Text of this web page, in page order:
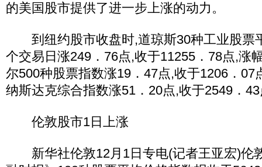
的美国股市提供了进一步上涨的动力。
到纽约股市收盘时,道琼斯30种工业股票
个交易日涨249．76点,收于11255．78点,涨
尔500种股票指数涨19．47点,收于1206．07
纳斯达克综合指数涨51．20点,收于2549．
伦敦股市1日上涨
新华社伦敦12月1日专电(记者王亚宏)伦